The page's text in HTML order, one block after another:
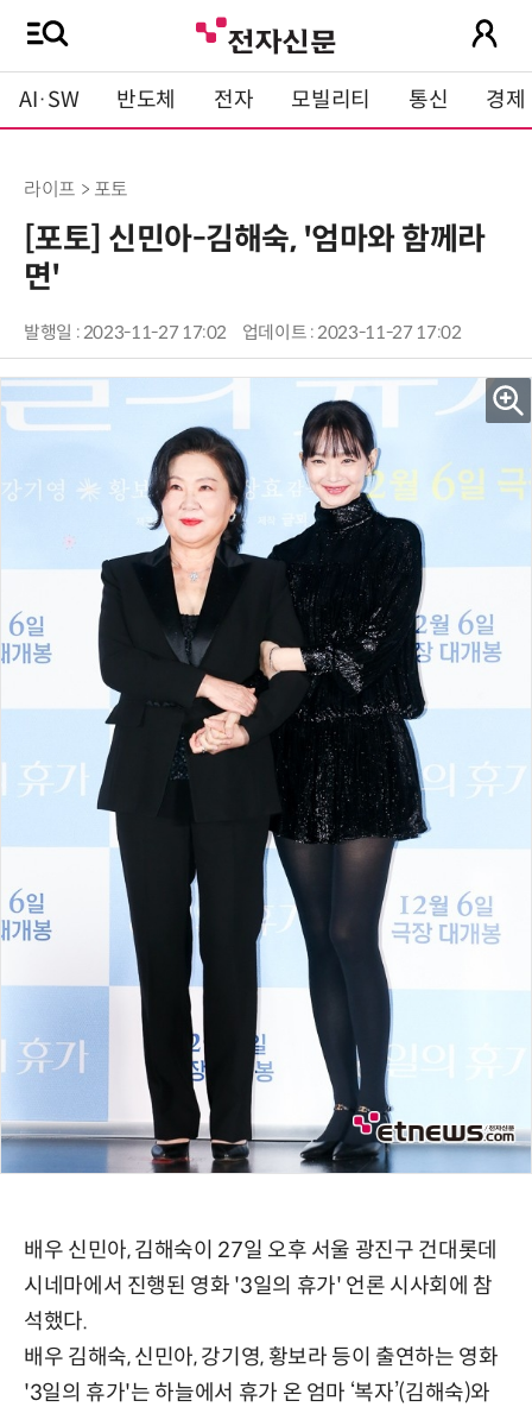
AI·SW 반도체 전자 모빌리티 통신 경제
라이프 > 포토
[포토] 신민아-김해숙, '엄마와 함께라
면'
발행일 : 2023-11-27 17:02 업데이트 : 2023-11-27 17:02
배우 신민아, 김해숙이 27일 오후 서울 광진구 건대롯데
시네마에서 진행된 영화 '3일의 휴가' 언론 시사회에 참
석했다.
배우 김해숙, 신민아, 강기영, 황보라 등이 출연하는 영화
'3일의 휴가'는 하늘에서 휴가 온 엄마 ‘복자’(김해숙)와